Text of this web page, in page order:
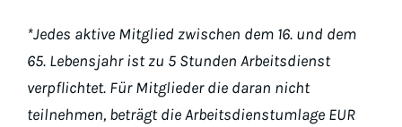
*Jedes aktive Mitglied zwischen dem 16. und dem
65. Lebensjahr ist zu 5 Stunden Arbeitsdienst
verpflichtet. Für Mitglieder die daran nicht
teilnehmen, beträgt die Arbeitsdienstumlage EUR